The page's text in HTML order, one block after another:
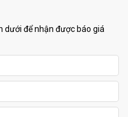
dưới để nhận được báo giá